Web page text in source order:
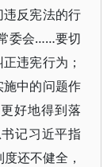
反宪法的行
委会……要切
违宪行为；
中的问题作
好地得到落
记习近平指
还不健全，